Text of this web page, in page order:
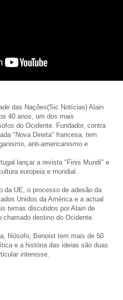
das Nações(Sic Notícias) Alain
40 anos, um dos mais
do Ocidente. Fundador, contra
"Nova Direita" francesa, tem
anti-americanismo e
lançar a revista "Finis Mundi" e
europeia e mundial.
da UE, o processo de adesão da
Unidos da América e a actual
temas discutidos por Alain de
chamado destino do Ocidente.
filósofo, Benoist tem mais de 50
e a história das ideias são duas
interesse.